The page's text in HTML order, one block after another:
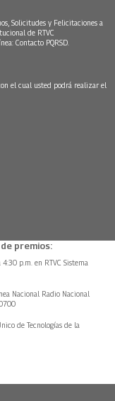
Solicitudes y Felicitaciones a
de RTVC
Contacto PQRSD.
el cual usted podrá realizar el
premios:
p.m. en RTVC Sistema
Nacional Radio Nacional
de Tecnologías de la